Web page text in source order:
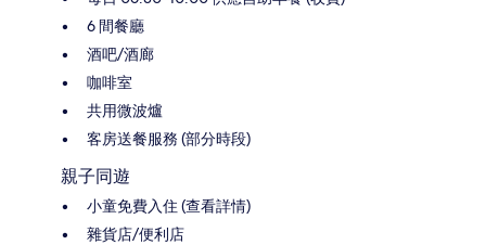
6 間餐廳
酒吧/酒廊
咖啡室
共用微波爐
客房送餐服務 (部分時段)
親子同遊
小童免費入住 (查看詳情)
雜貨店/便利店